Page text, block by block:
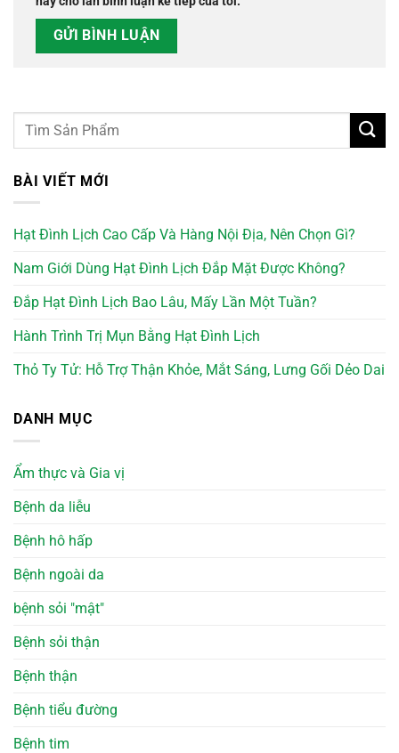
BÀI VIẾT MỚI
Hạt Đình Lịch Cao Cấp Và Hàng Nội Địa, Nên Chọn Gì?
Nam Giới Dùng Hạt Đình Lịch Đắp Mặt Được Không?
Đắp Hạt Đình Lịch Bao Lâu, Mấy Lần Một Tuần?
Hành Trình Trị Mụn Bằng Hạt Đình Lịch
Thỏ Ty Tử: Hỗ Trợ Thận Khỏe, Mắt Sáng, Lưng Gối Dẻo Dai
DANH MỤC
Ẩm thực và Gia vị
Bệnh da liễu
Bệnh hô hấp
Bệnh ngoài da
bệnh sỏi "mật"
Bệnh sỏi thận
Bệnh thận
Bệnh tiểu đường
Bệnh tim